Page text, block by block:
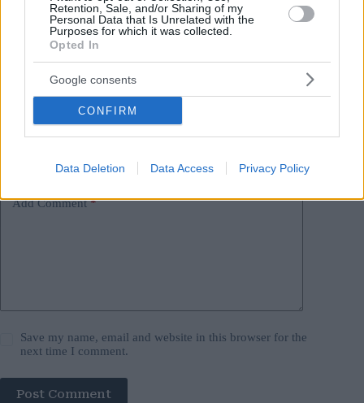
Retention, Sale, and/or Sharing of my
Personal Data that Is Unrelated with the
Purposes for which it was collected.
Opted In
Google consents
CONFIRM
Data Deletion Data Access Privacy Policy
presidente dell'ungheria #ungheria
Leave a Reply
Your email address will not be published.
Email*
Add Comment*
Save my name, email and website in this browser for the
next time I comment.
Post Comment